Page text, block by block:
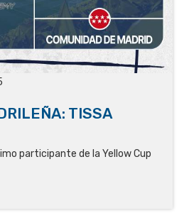
TISSA
participante de la Yellow Cup